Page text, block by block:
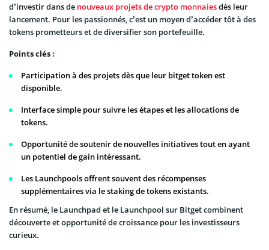
d’investir dans de nouveaux projets de crypto monnaiesdès leur
lancement. Pour les passionnés, c’est un moyen d’accéder tôt à des
tokens prometteurs et de diversifier son portefeuille.
Points clés :
Participation à des projets dès que leur bitget token est
disponible.
Interface simple pour suivre les étapes et les allocations de
tokens.
Opportunité de soutenir de nouvelles initiatives tout en ayant
un potentiel de gain intéressant.
Les Launchpools offrent souvent des récompenses
supplémentaires via le staking de tokens existants.
En résumé, le Launchpad et le Launchpool sur Bitget combinent
découverte et opportunité de croissance pour les investisseurs
curieux.